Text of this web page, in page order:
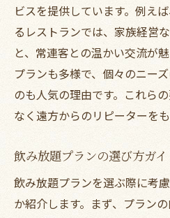
家族で楽しむ飲み放
友人との集まりに最
子供連れでも安心の
プライベート空間を
特別な日に訪れたい
飲み放題を通じて深
地元で評判のレストラン
口コミ高評価の飲み
ビスを提供しています。例え
るレストランでは、家族経営
と、常連客との温かい交流が
プランも多様で、個々のニー
のも人気の理由です。これら
なく遠方からのリピーターを
飲み放題プランの選び方ガイ
飲み放題プランを選ぶ際に考
か紹介します。まず、プラン